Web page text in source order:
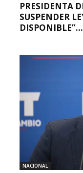
PRESIDENTA
SUSPENDER
DISPONIBLE”...
NACIONAL